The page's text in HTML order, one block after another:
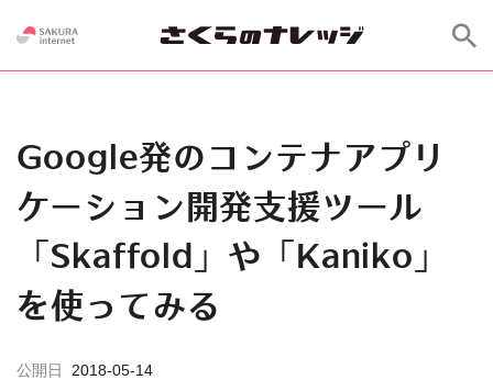
Google発のコンテナアプリ
ケーション開発支援ツール
「Skaffold」や「Kaniko」
を使ってみる
公開日 2018-05-14